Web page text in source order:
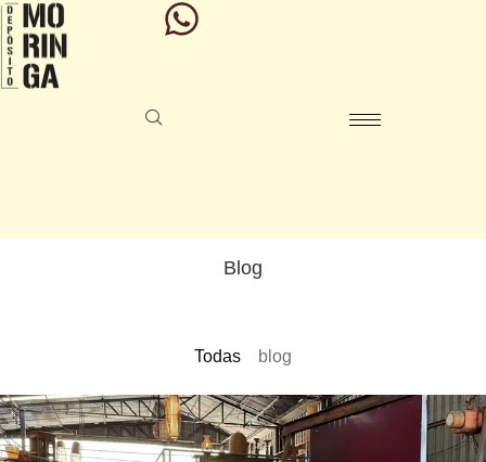
Blog
blog
Todas